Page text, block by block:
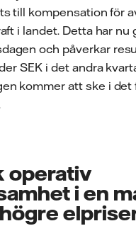
till kompensation för
i landet. Detta har nu
och påverkar
SEK i det andra
kommer att ske i det
operativ
i en